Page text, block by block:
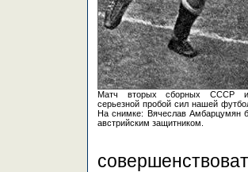
Матч вторых сборных СССР
серьезной пробой сил нашей
На снимке: Вячеслав Амбарцумян
австрийским защитником.